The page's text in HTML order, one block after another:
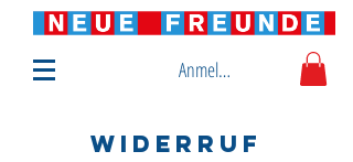
Anmelden
Widerruf